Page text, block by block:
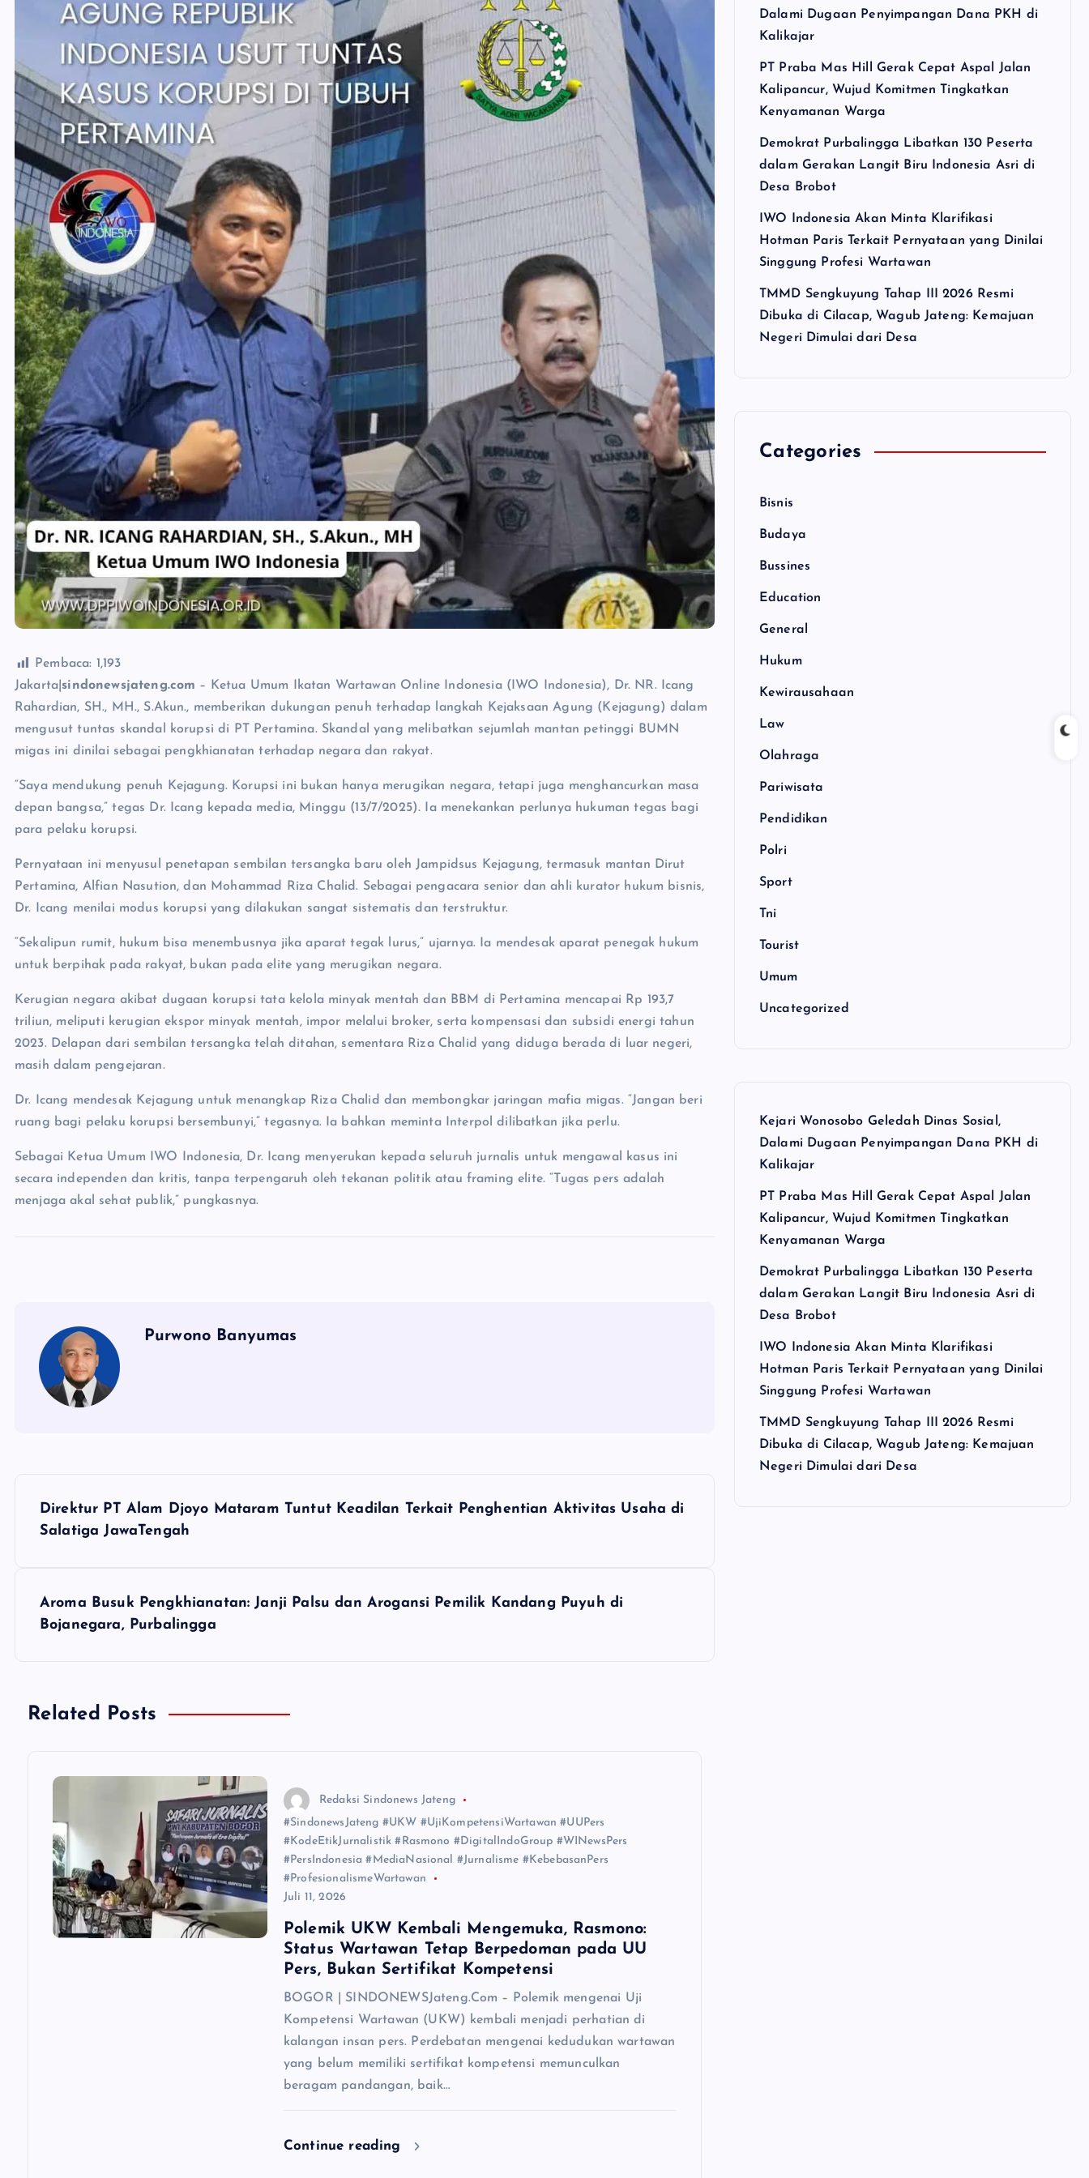
Pembaca: 1,193
Jakarta| sindonewsjateng.com – Ketua Umum Ikatan Wartawan Online Indonesia (IWO Indonesia), Dr. NR. Icang
Rahardian, SH., MH., S.Akun., memberikan dukungan penuh terhadap langkah Kejaksaan Agung (Kejagung) dalam
mengusut tuntas skandal korupsi di PT Pertamina. Skandal yang melibatkan sejumlah mantan petinggi BUMN
migas ini dinilai sebagai pengkhianatan terhadap negara dan rakyat.
“Saya mendukung penuh Kejagung. Korupsi ini bukan hanya merugikan negara, tetapi juga menghancurkan masa
depan bangsa,” tegas Dr. Icang kepada media, Minggu (13/7/2025). Ia menekankan perlunya hukuman tegas bagi
para pelaku korupsi.
Pernyataan ini menyusul penetapan sembilan tersangka baru oleh Jampidsus Kejagung, termasuk mantan Dirut
Pertamina, Alfian Nasution, dan Mohammad Riza Chalid. Sebagai pengacara senior dan ahli kurator hukum bisnis,
Dr. Icang menilai modus korupsi yang dilakukan sangat sistematis dan terstruktur.
“Sekalipun rumit, hukum bisa menembusnya jika aparat tegak lurus,” ujarnya. Ia mendesak aparat penegak hukum
untuk berpihak pada rakyat, bukan pada elite yang merugikan negara.
Kerugian negara akibat dugaan korupsi tata kelola minyak mentah dan BBM di Pertamina mencapai Rp 193,7
triliun, meliputi kerugian ekspor minyak mentah, impor melalui broker, serta kompensasi dan subsidi energi tahun
2023. Delapan dari sembilan tersangka telah ditahan, sementara Riza Chalid yang diduga berada di luar negeri,
masih dalam pengejaran.
Dr. Icang mendesak Kejagung untuk menangkap Riza Chalid dan membongkar jaringan mafia migas. “Jangan beri
ruang bagi pelaku korupsi bersembunyi,” tegasnya. Ia bahkan meminta Interpol dilibatkan jika perlu.
Sebagai Ketua Umum IWO Indonesia, Dr. Icang menyerukan kepada seluruh jurnalis untuk mengawal kasus ini
secara independen dan kritis, tanpa terpengaruh oleh tekanan politik atau framing elite. “Tugas pers adalah
menjaga akal sehat publik,” pungkasnya.
Purwono Banyumas
N
a
Direktur PT Alam Djoyo Mataram Tuntut Keadilan Terkait Penghentian Aktivitas Usaha di
Salatiga JawaTengah
Aroma Busuk Pengkhianatan: Janji Palsu dan Arogansi Pemilik Kandang Puyuh di
Bojanegara, Purbalingga
Related Posts
Redaksi Sindonews Jateng
#SindonewsJateng #UKW #UjiKompetensiWartawan #UUPers
#KodeEtikJurnalistik #Rasmono #DigitalIndoGroup #WINewsPers
#PersIndonesia #MediaNasional #Jurnalisme #KebebasanPers
#ProfesionalismeWartawan
Juli 11, 2026
Polemik UKW Kembali Mengemuka, Rasmono:
Status Wartawan Tetap Berpedoman pada UU
Pers, Bukan Sertifikat Kompetensi
BOGOR | SINDONEWSJateng.Com – Polemik mengenai Uji
Kompetensi Wartawan (UKW) kembali menjadi perhatian di
kalangan insan pers. Perdebatan mengenai kedudukan wartawan
yang belum memiliki sertifikat kompetensi memunculkan
beragam pandangan, baik…
Continue reading
Dalami Dugaan Penyimpangan Dana PKH di
Kalikajar
PT Praba Mas Hill Gerak Cepat Aspal Jalan
Kalipancur, Wujud Komitmen Tingkatkan
Kenyamanan Warga
Demokrat Purbalingga Libatkan 130 Peserta
dalam Gerakan Langit Biru Indonesia Asri di
Desa Brobot
IWO Indonesia Akan Minta Klarifikasi
Hotman Paris Terkait Pernyataan yang Dinilai
Singgung Profesi Wartawan
TMMD Sengkuyung Tahap III 2026 Resmi
Dibuka di Cilacap, Wagub Jateng: Kemajuan
Negeri Dimulai dari Desa
Categories
Bisnis
Budaya
Bussines
Education
General
Hukum
Kewirausahaan
Law
Olahraga
Pariwisata
Pendidikan
Polri
Sport
Tni
Tourist
Umum
Uncategorized
Kejari Wonosobo Geledah Dinas Sosial,
Dalami Dugaan Penyimpangan Dana PKH di
Kalikajar
PT Praba Mas Hill Gerak Cepat Aspal Jalan
Kalipancur, Wujud Komitmen Tingkatkan
Kenyamanan Warga
Demokrat Purbalingga Libatkan 130 Peserta
dalam Gerakan Langit Biru Indonesia Asri di
Desa Brobot
IWO Indonesia Akan Minta Klarifikasi
Hotman Paris Terkait Pernyataan yang Dinilai
Singgung Profesi Wartawan
TMMD Sengkuyung Tahap III 2026 Resmi
Dibuka di Cilacap, Wagub Jateng: Kemajuan
Negeri Dimulai dari Desa